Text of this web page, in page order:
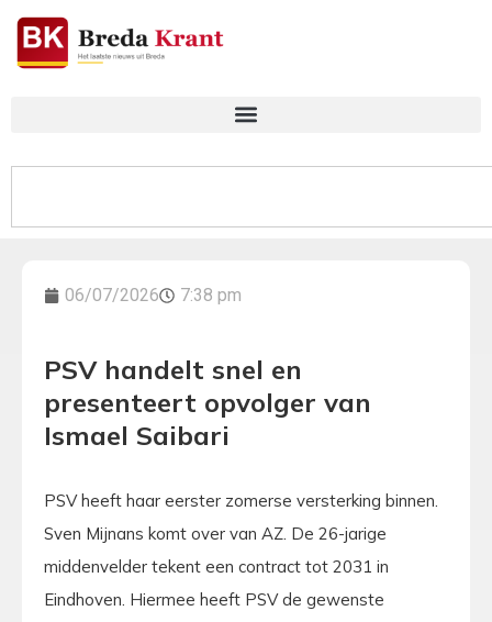
06/07/2026 7:38 pm
PSV handelt snel en
presenteert opvolger van
Ismael Saibari
PSV heeft haar eerster zomerse versterking binnen.
Sven Mijnans komt over van AZ. De 26-jarige
middenvelder tekent een contract tot 2031 in
Eindhoven. Hiermee heeft PSV de gewenste